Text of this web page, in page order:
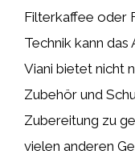
Filterkaffee oder
Technik kann
Viani bietet nicht
Zubehör und
Zubereitung zu
vielen anderen